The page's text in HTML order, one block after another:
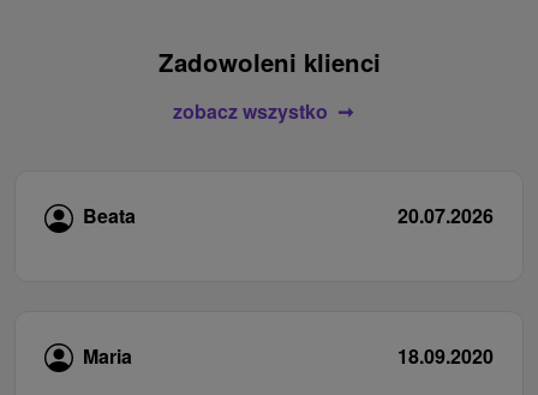
Zadowoleni klienci
zobacz wszystko
Beata 20.07.2026
Maria
18.09.2020